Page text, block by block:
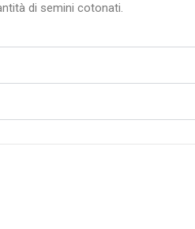
di semini cotonati.